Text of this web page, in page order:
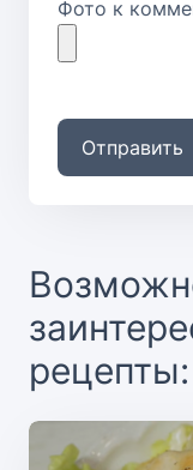
Фото к
Отправить
рецепты: